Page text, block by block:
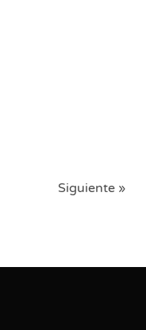
Siguiente »